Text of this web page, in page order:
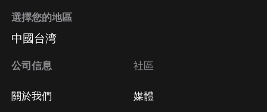
選擇您的地區
中國台湾
公司信息
關於我們
社區
媒體